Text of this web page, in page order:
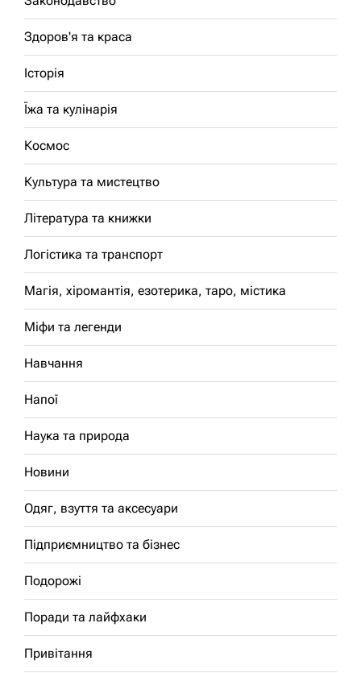
Здоров'я та краса
Історія
Їжа та кулінарія
Космос
Культура та мистецтво
Література та книжки
Логістика та транспорт
Магія, хіромантія, езотерика, таро, містика
Міфи та легенди
Навчання
Напої
Наука та природа
Новини
Одяг, взуття та аксесуари
Підприємництво та бізнес
Подорожі
Поради та лайфхаки
Привітання